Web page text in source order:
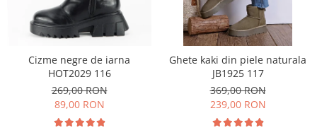
Cizme negre de iarna
HOT2029 116
269,00 RON
89,00 RON
Ghete kaki din piele naturala
JB1925 117
369,00 RON
239,00 RON